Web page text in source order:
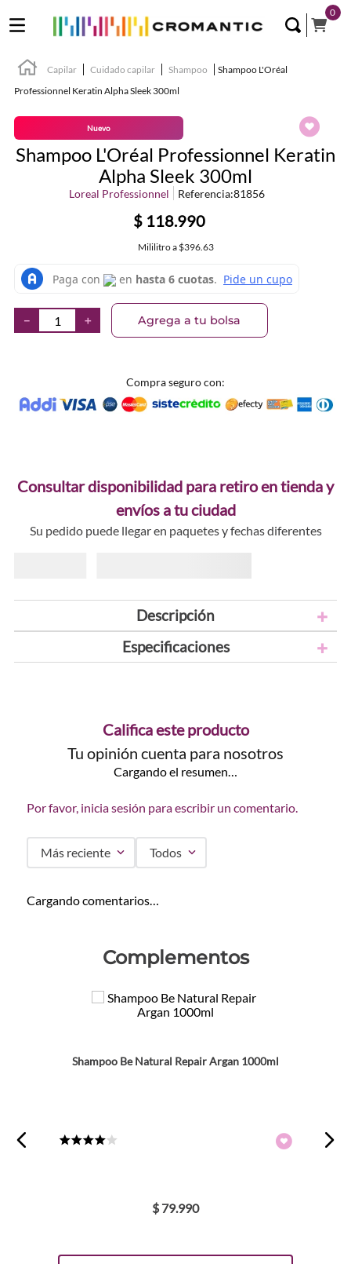
0
Capilar Cuidado capilar Shampoo
Shampoo L'Oréal
Professionnel Keratin Alpha Sleek 300ml
Nuevo
Shampoo L'Oréal Professionnel Keratin
Alpha Sleek 300ml
Loreal Professionnel Referencia:81856
$ 118.990
Mililitroa $396.63
＋
－ Agrega a tu bolsa
Compra seguro con:
Consultar disponibilidad para retiro en tienda y
envíos a tu ciudad
Su pedido puede llegar en paquetes y fechas diferentes
Descripción
Especificaciones
Califica este producto
Tu opinión cuenta para nosotros
Cargando el resumen…
Por favor, inicia sesión para escribir un comentario.
Más reciente Todos
Cargando comentarios…
Complementos
Shampoo Be Natural Repair Argan 1000ml
$ 79.990